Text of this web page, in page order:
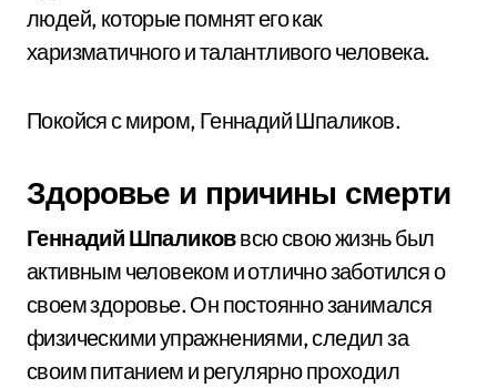
людей, которые помнят его как
харизматичного и талантливого человека.
Покойся с миром, Геннадий Шпаликов.
Здоровье и причины смерти
Геннадий Шпаликоввсю свою жизнь был
активным человеком и отлично заботился о
своем здоровье. Он постоянно занимался
физическими упражнениями, следил за
своим питанием и регулярно проходил